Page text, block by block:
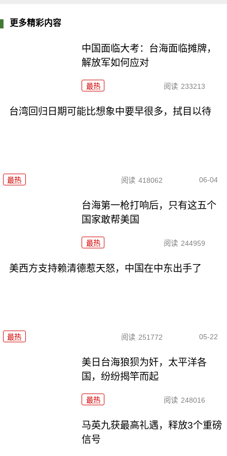
更多精彩内容
中国面临大考：台海面临摊牌，
解放军如何应对
最热 阅读 233213
台湾回归日期可能比想象中要早很多，拭目以待
最热 阅读 418062 06-04
台海第一枪打响后，只有这五个
国家敢帮美国
最热 阅读 244959
美西方支持赖清德惹天怒，中国在中东出手了
最热 阅读 251772 05-22
美日台海狼狈为奸，太平洋各
国，纷纷揭竿而起
最热 阅读 248016
马英九获最高礼遇，释放3个重磅
信号